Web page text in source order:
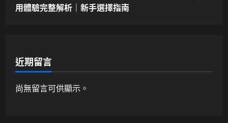
用體驗完整解析｜新手選擇指南
近期留言
尚無留言可供顯示。